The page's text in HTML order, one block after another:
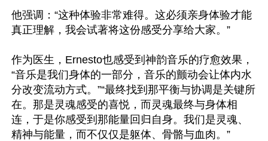
他强调：“这种体验非常难得。这必须亲身体验才能
真正理解，我会试著将这份感受分享给大家。”
作为医生，Ernesto也感受到神韵音乐的疗愈效果，
“音乐是我们身体的一部分，音乐的颤动会让体内水
分改变流动方式。”“最终找到那平衡与协调是关键所
在。那是灵魂感受的喜悦，而灵魂最终与身体相
连，于是你感受到那能量回归自身。我们是灵魂、
精神与能量，而不仅仅是躯体、骨骼与血肉。”